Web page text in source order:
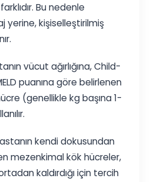
Bu nedenle
yerine, kişiselleştirilmiş
vücut ağırlığına, Child-
puanına göre belirlenen
(genellikle kg başına 1-
kendi dokusundan
mezenkimal kök hücreler,
kaldırdığı için tercih